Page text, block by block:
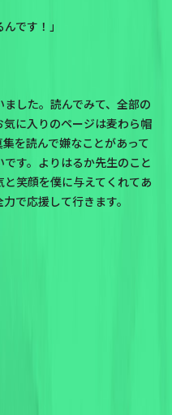
です！」
した。読んでみて、全部の
に入りのページは麦わら帽
を読んで嫌なことがあって
す。よりはるか先生のこと
笑顔を僕に与えてくれてあ
で応援して行きます。